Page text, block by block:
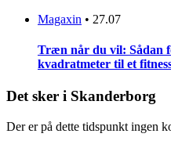
Magaxin • 27.07
Træn når du vil: Sådan
kvadratmeter til et
Det sker i Skanderborg
Der er på dette tidspunkt ingen